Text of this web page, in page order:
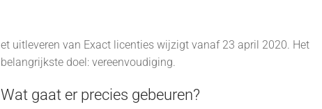
et uitleveren van Exact licenties wijzigt vanaf 23 april 2020. Het
belangrijkste doel: vereenvoudiging.
Wat gaat er precies gebeuren?